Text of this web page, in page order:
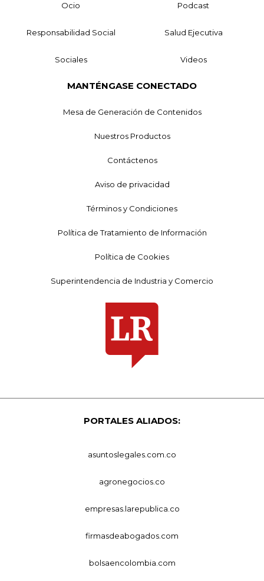
Ocio Podcast
Responsabilidad Social Salud Ejecutiva
Sociales Videos
MANTÉNGASE CONECTADO
Mesa de Generación de Contenidos
Nuestros Productos
Contáctenos
Aviso de privacidad
Términos y Condiciones
Política de Tratamiento de Información
Política de Cookies
Superintendencia de Industria y Comercio
PORTALES ALIADOS:
asuntoslegales.com.co
agronegocios.co
empresas.larepublica.co
firmasdeabogados.com
bolsaencolombia.com